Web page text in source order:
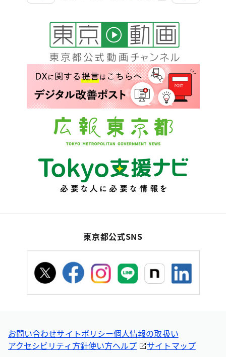
東京都公式SNS
お問い合わせサイトポリシー個人情報の取扱い
アクセシビリティ方針使い方ヘルプ サイトマップ